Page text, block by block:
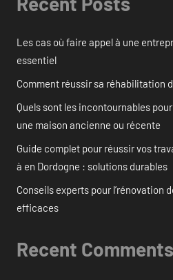
Les cas où faire appel à une
essentiel
Comment réussir sa réhabilitation
Quels sont les incontournables
une maison ancienne ou récente
Guide complet pour réussir vos
à en Dordogne : solutions durables
Conseils experts pour l’rénovation
efficaces
Recent Comments